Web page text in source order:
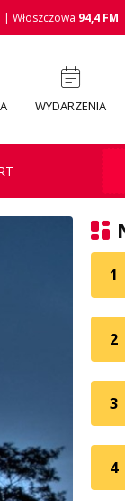
| Włoszczowa 94,4 FM
WYDARZENIA
1
2
3
4